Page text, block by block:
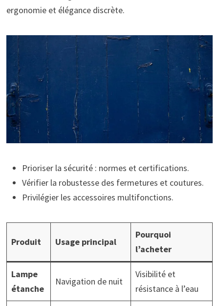
ergonomie et élégance discrète.
Prioriser la sécurité : normes et certifications.
Vérifier la robustesse des fermetures et coutures.
Privilégier les accessoires multifonctions.
Produit Usage principal
Pourquoi
l’acheter
Lampe
étanche
Navigation de nuit
Visibilité et
résistance à l’eau